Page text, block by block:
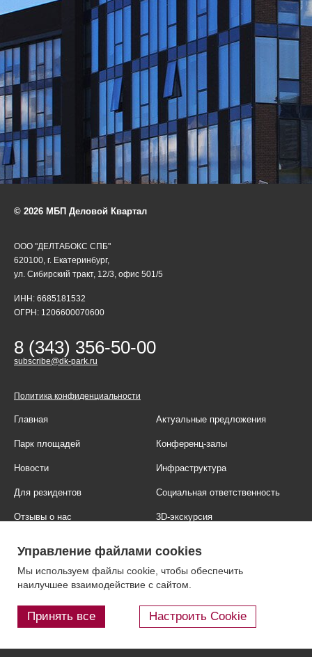
© 2026 МБП Деловой Квартал
ООО "ДЕЛТАБОКС СПБ"
620100, г. Екатеринбург,
ул. Сибирский тракт, 12/3, офис 501/5
ИНН: 6685181532
ОГРН: 1206600070600
8 (343) 356-50-00
subscribe@dk-park.ru
Политика конфиденциальности
Главная Актуальные предложения
Парк площадей Конференц-залы
Новости Инфраструктура
Для резидентов Социальная ответственность
Отзывы о нас 3D-экскурсия
Контакты
Управление файлами cookies
Мы используем файлы cookie, чтобы обеспечить
наилучшее взаимодействие с сайтом.
Принять все Настроить Cookie